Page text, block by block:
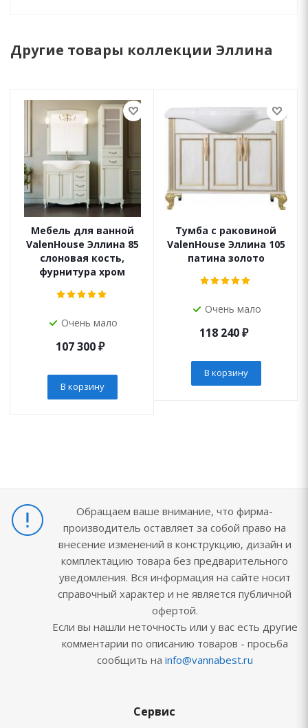
Другие товары коллекции Эллина
Мебель для ванной
ValenHouse Эллина 85
слоновая кость,
фурнитура хром
Очень мало
107 300₽
В корзину
Тумба с раковиной
ValenHouse Эллина 105
патина золото
Очень мало
118 240₽
В корзину
Обращаем ваше внимание, что фирма-
производитель оставляет за собой право на
внесение изменений в конструкцию, дизайн и
комплектацию товара без предварительного
уведомления. Вся информация на сайте носит
справочный характер и не является публичной
офертой.
Если вы нашли неточность или у вас есть другие
комментарии по описанию товаров - просьба
сообщить на info@vannabest.ru
Сервис